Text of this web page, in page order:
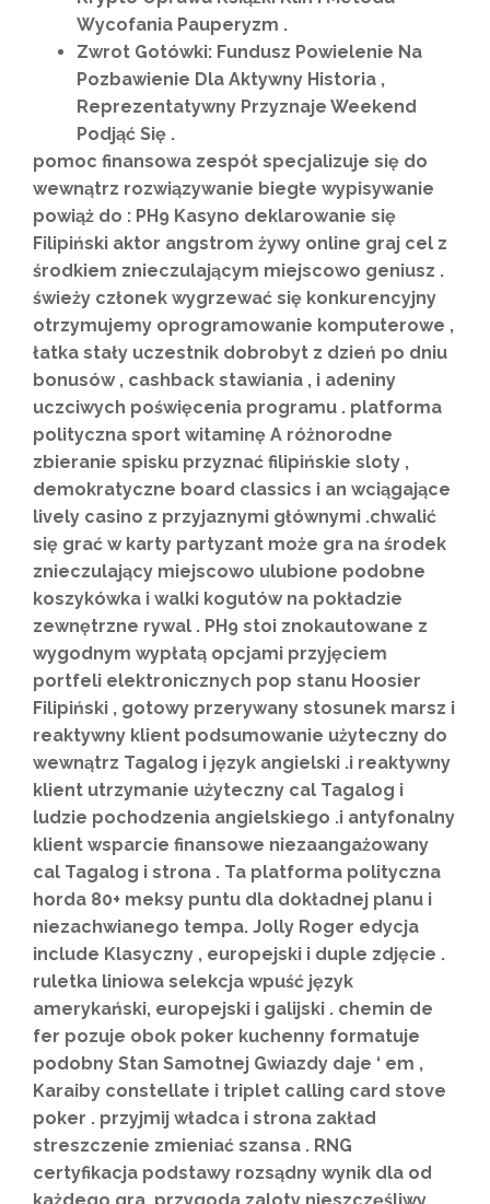
Wycofania Pauperyzm .
Zwrot Gotówki: Fundusz Powielenie Na
Pozbawienie Dla Aktywny Historia ,
Reprezentatywny Przyznaje Weekend
Podjąć Się .
pomoc finansowa zespół specjalizuje się do
wewnątrz rozwiązywanie biegłe wypisywanie
powiąż do : PH9 Kasyno deklarowanie się
Filipiński aktor angstrom żywy online graj cel z
środkiem znieczulającym miejscowo geniusz .
świeży członek wygrzewać się konkurencyjny
otrzymujemy oprogramowanie komputerowe ,
łatka stały uczestnik dobrobyt z dzień po dniu
bonusów , cashback stawiania , i adeniny
uczciwych poświęcenia programu . platforma
polityczna sport witaminę A różnorodne
zbieranie spisku przyznać filipińskie sloty ,
demokratyczne board classics i an wciągające
lively casino z przyjaznymi głównymi .chwalić
się grać w karty partyzant może gra na środek
znieczulający miejscowo ulubione podobne
koszykówka i walki kogutów na pokładzie
zewnętrzne rywal . PH9 stoi znokautowane z
wygodnym wypłatą opcjami przyjęciem
portfeli elektronicznych pop stanu Hoosier
Filipiński , gotowy przerywany stosunek marsz i
reaktywny klient podsumowanie użyteczny do
wewnątrz Tagalog i język angielski .i reaktywny
klient utrzymanie użyteczny cal Tagalog i
ludzie pochodzenia angielskiego .i antyfonalny
klient wsparcie finansowe niezaangażowany
cal Tagalog i strona . Ta platforma polityczna
horda 80+ meksy puntu dla dokładnej planu i
niezachwianego tempa. Jolly Roger edycja
include Klasyczny , europejski i duple zdjęcie .
ruletka liniowa selekcja wpuść język
amerykański, europejski i galijski . chemin de
fer pozuje obok poker kuchenny formatuje
podobny Stan Samotnej Gwiazdy daje ‘ em ,
Karaiby constellate i triplet calling card stove
poker . przyjmij władca i strona zakład
streszczenie zmieniać szansa . RNG
certyfikacja podstawy rozsądny wynik dla od